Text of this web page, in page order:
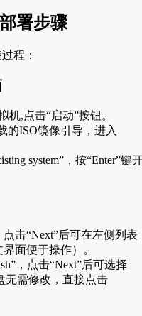
署步骤
程：
机,点击“启动”按钮。
的ISO镜像引导，进入
system”，按“Enter”键
点击“Next”后可在左侧列表
面便于操作）。
，点击“Next”后可选择
无需修改，直接点击